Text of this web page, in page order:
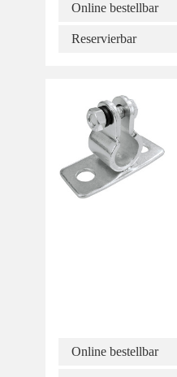
Online bestellbar
Reservierbar
Online bestellbar